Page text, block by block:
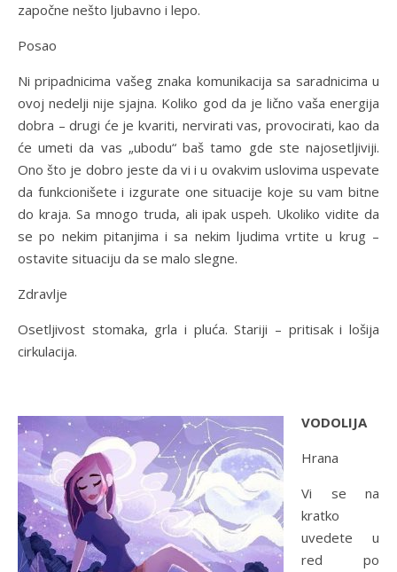
započne nešto ljubavno i lepo.
Posao
Ni pripadnicima vašeg znaka komunikacija sa saradnicima u
ovoj nedelji nije sjajna. Koliko god da je lično vaša energija
dobra – drugi će je kvariti, nervirati vas, provocirati, kao da
će umeti da vas „ubodu“ baš tamo gde ste najosetljiviji.
Ono što je dobro jeste da vi i u ovakvim uslovima uspevate
da funkcionišete i izgurate one situacije koje su vam bitne
do kraja. Sa mnogo truda, ali ipak uspeh. Ukoliko vidite da
se po nekim pitanjima i sa nekim ljudima vrtite u krug –
ostavite situaciju da se malo slegne.
Zdravlje
Osetljivost stomaka, grla i pluća. Stariji – pritisak i lošija
cirkulacija.
VODOLIJA
Hrana
Vi se na
kratko
uvedete u
red po